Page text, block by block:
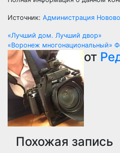
Источник: Администрация
Навигация
по
записям
«Лучший дом. Лучший двор»
«Воронеж многонациональный»
от
Похожая запись